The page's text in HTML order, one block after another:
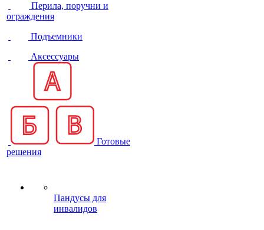
Перила, поручни и
ограждения
Подъемники
Аксессуары
Готовые
решения
Пандусы для
инвалидов